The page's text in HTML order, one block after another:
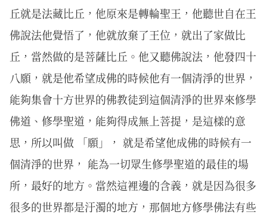
丘就是法藏比丘，他原來是轉輪聖王，他聽世自在王
佛說法他覺悟了，他就放棄了王位，就出了家做比
丘，當然做的是菩薩比丘。他又聽佛說法，他發四十
八願，就是他希望成佛的時候他有一個清淨的世界，
能夠集會十方世界的佛教徒到這個清淨的世界來修學
佛道、修學聖道，能夠得成無上菩提，是這樣的意
思，所以叫做 「願」， 就是希望他成佛的時候有一
個清淨的世界， 能為一切眾生修學聖道的最佳的場
所，最好的地方。當然這裡邊的含義，就是因為很多
很多的世界都是汙濁的地方，那個地方修學佛法有些